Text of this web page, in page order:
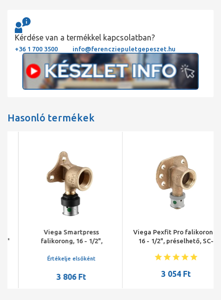
Kérdése van a termékkel kapcsolatban?
+36 1 700 3500 info@ferencziepuletgepeszet.hu
Hasonló termékek
Viega Smartpress
falikorong, 16 - 1/2",
vörösöntvény
Értékelje elsőként
3 806 Ft
Viega Pexfit Pro falikorong,
16 - 1/2", préselhető, SC-
3 054 Ft